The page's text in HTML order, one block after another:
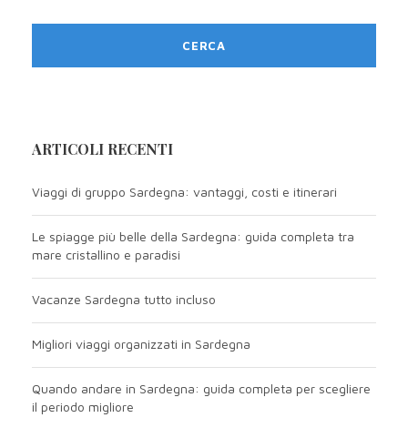
ARTICOLI RECENTI
Viaggi di gruppo Sardegna: vantaggi, costi e itinerari
Le spiagge più belle della Sardegna: guida completa tra
mare cristallino e paradisi
Vacanze Sardegna tutto incluso
Migliori viaggi organizzati in Sardegna
Quando andare in Sardegna: guida completa per scegliere
il periodo migliore